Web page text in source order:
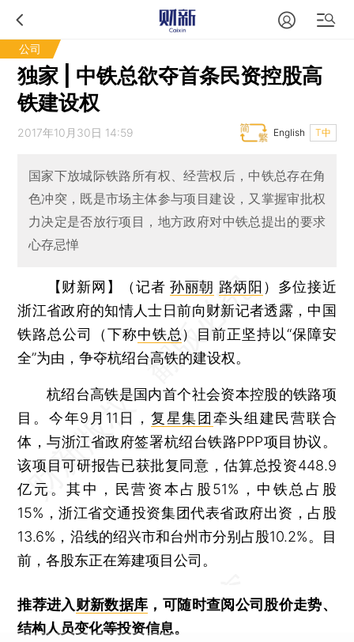
公司
独家 | 中铁总欲夺首条民资控股高
铁建设权
2017年10月30日 14:59 T中
English
国家下放城际铁路所有权、经营权后，中铁总存在角
色冲突，既是市场主体参与项目建设，又掌握审批权
力决定是否放行项目，地方政府对中铁总提出的要求
心存忌惮
【财新网】（记者孙丽朝 路炳阳 ） 多位接近
浙江省政府的知情人士日前向财新记者透露，中国
铁路总公司（下称中铁总 ）目前正坚持以“保障安
全”为由，争夺杭绍台高铁的建设权。
杭绍台高铁是国内首个社会资本控股的铁路项
目。今年9月11日， 复星集团 牵头组建民营联合
体，与浙江省政府签署杭绍台铁路PPP项目协议。
该项目可研报告已获批复同意，估算总投资448.9
亿元。其中，民营资本占股51%，中铁总占股
15%，浙江省交通投资集团代表省政府出资，占股
13.6%，沿线的绍兴市和台州市分别占股10.2%。目
前，各股东正在筹建项目公司。
推荐进入财新数据库 ，可随时查阅公司股价走势、
结构人员变化等投资信息。